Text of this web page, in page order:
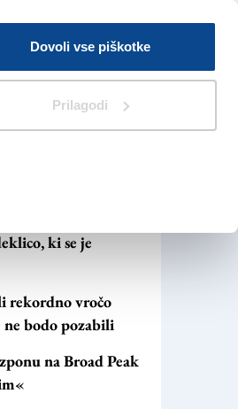
Dovoli vse piškotke
Prilagodi
V Kioskih
Iskanje
ki se je
rekordno vročo
bodo pozabili
na Broad Peak